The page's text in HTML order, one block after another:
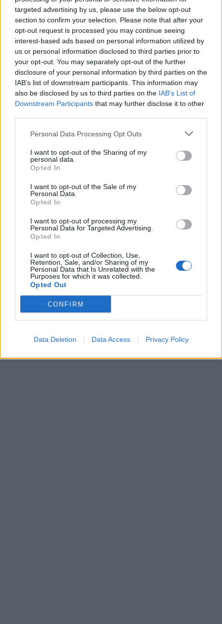
targeted advertising by us, please use the below opt-out
section to confirm your selection. Please note that after your
opt-out request is processed you may continue seeing
interest-based ads based on personal information utilized by
us or personal information disclosed to third parties prior to
your opt-out. You may separately opt-out of the further
disclosure of your personal information by third parties on the
IAB’s list of downstream participants. This information may
also be disclosed by us to third parties on the IAB’s List of
Downstream Participants that may further disclose it to other
Personal Data Processing Opt Outs
I want to opt-out of the Sharing of my
personal data.
Opted In
I want to opt-out of the Sale of my
Personal Data.
Opted In
I want to opt-out of processing my
Personal Data for Targeted Advertising.
Opted In
I want to opt-out of Collection, Use,
Retention, Sale, and/or Sharing of my
Personal Data that Is Unrelated with the
Purposes for which it was collected.
Opted Out
CONFIRM
Data Deletion Data Access Privacy Policy